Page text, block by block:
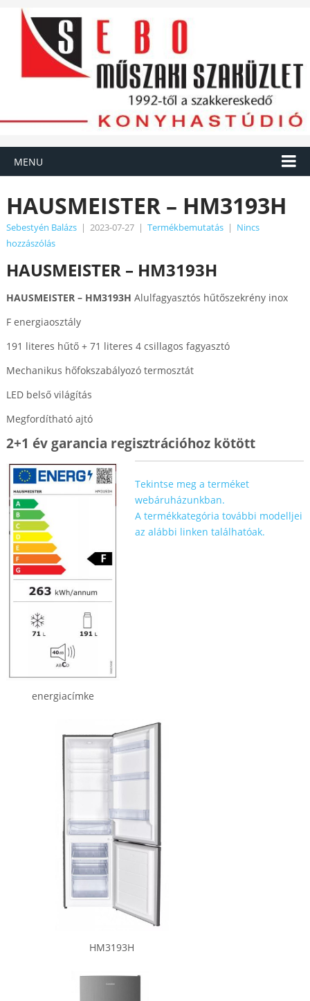
MENU
HAUSMEISTER – HM3193H
Sebestyén Balázs | 2023-07-27 | Termékbemutatás | Nincs
hozzászólás
HAUSMEISTER – HM3193H
HAUSMEISTER – HM3193H Alulfagyasztós hűtőszekrény inox
F energiaosztály
191 literes hűtő + 71 literes 4 csillagos fagyasztó
Mechanikus hőfokszabályozó termosztát
LED belső világítás
Megfordítható ajtó
2+1 év garancia regisztrációhoz kötött
energiacímke
HM3193H
Tekintse meg a terméket
webáruházunkban.
A termékkategória további modelljei
az alábbi linken találhatóak.